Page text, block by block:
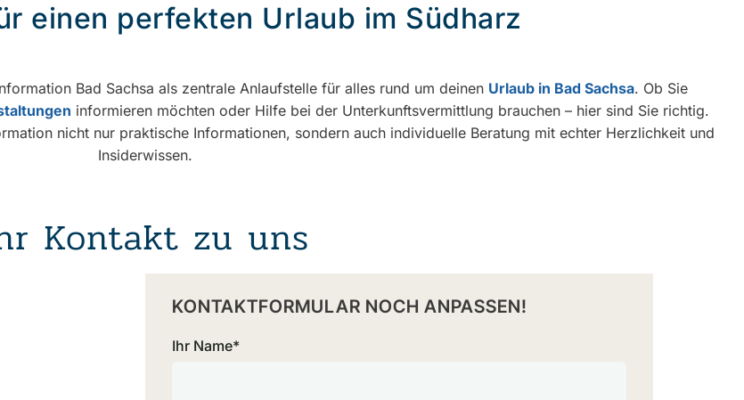
einen perfekten Urlaub im Südharz
Bad Sachsa als zentrale Anlaufstelle für alles rund um deinen Urlaub in Bad Sachsa. Ob Sie
informieren möchten oder Hilfe bei der Unterkunftsvermittlung brauchen – hier sind Sie richtig.
nicht nur praktische Informationen, sondern auch individuelle Beratung mit echter Herzlichkeit und
Insiderwissen.
Kontakt zu uns
KONTAKTFORMULAR NOCH ANPASSEN!
Ihr Name*